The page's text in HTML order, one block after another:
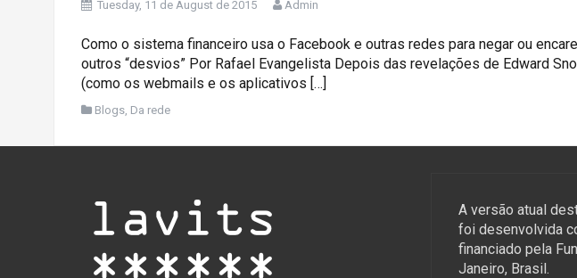
Tuesday, 11 de August de 2015 Admin
Como o sistema financeiro usa o Facebook e outras redes para negar ou
outros “desvios” Por Rafael Evangelista Depois das revelações de Edward
(como os webmails e os aplicativos […]
Blogs, Da rede
A versão atual
foi desenvolvida
financiado pela
Janeiro, Brasil.